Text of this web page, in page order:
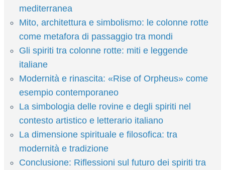
mediterranea
Mito, architettura e simbolismo: le colonne rotte
come metafora di passaggio tra mondi
Gli spiriti tra colonne rotte: miti e leggende
italiane
Modernità e rinascita: «Rise of Orpheus» come
esempio contemporaneo
La simbologia delle rovine e degli spiriti nel
contesto artistico e letterario italiano
La dimensione spirituale e filosofica: tra
modernità e tradizione
Conclusione: Riflessioni sul futuro dei spiriti tra